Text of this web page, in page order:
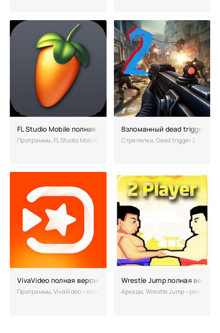
FL Studio Mobile полная версия
Программы, FL Studio Mobile – качественное приложение для
Взломанный dead trigger 2
Стрелялки, Dead trigger 2 – та
VivaVideo полная версия
Программы, VivaVideo – полноценный фоторедактор для мобильных
Wrestle Jump полная версия
Аркады, Wrestle Jump –